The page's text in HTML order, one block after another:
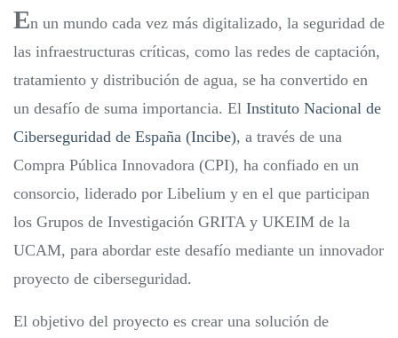
En un mundo cada vez más digitalizado, la seguridad de
las infraestructuras críticas, como las redes de captación,
tratamiento y distribución de agua, se ha convertido en
un desafío de suma importancia. El Instituto Nacional de
Ciberseguridad de España (Incibe), a través de una
Compra Pública Innovadora (CPI), ha confiado en un
consorcio, liderado por Libelium y en el que participan
los Grupos de Investigación GRITA y UKEIM de la
UCAM, para abordar este desafío mediante un innovador
proyecto de ciberseguridad.
El objetivo del proyecto es crear una solución de